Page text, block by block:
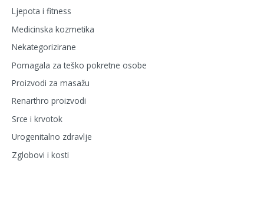
Ljepota i fitness
Medicinska kozmetika
Nekategorizirane
Pomagala za teško pokretne osobe
Proizvodi za masažu
Renarthro proizvodi
Srce i krvotok
Urogenitalno zdravlje
Zglobovi i kosti